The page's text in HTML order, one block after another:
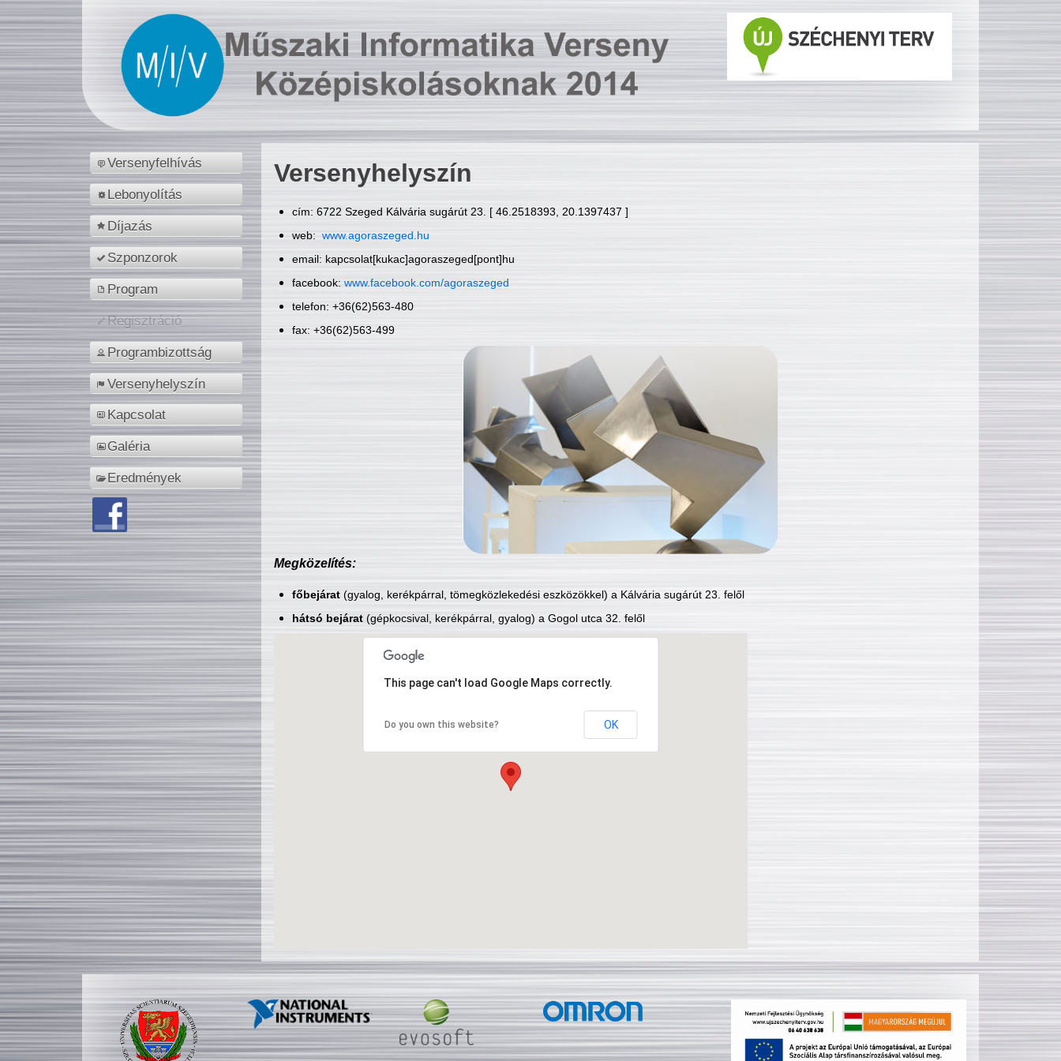
Versenyfelhívás
Lebonyolítás
Díjazás
Szponzorok
Program
Regisztráció
Programbizottság
Versenyhelyszín
Kapcsolat
Galéria
Eredmények
Versenyhelyszín
cím: 6722 Szeged Kálvária sugárút 23. [ 46.2518393, 20.1397437 ]
web: www.agoraszeged.hu
email: kapcsolat[kukac]agoraszeged[pont]hu
facebook: www.facebook.com/agoraszeged
telefon: +36(62)563-480
fax: +36(62)563-499
Megközelítés:
főbejárat(gyalog, kerékpárral, tömegközlekedési eszközökkel) a Kálvária sugárút 23. felől
hátsó bejárat(gépkocsival, kerékpárral, gyalog) a Gogol utca 32. felől
This page can't load Google Maps correctly.
Do you own this website? OK